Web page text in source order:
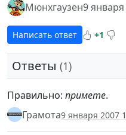
Мюнхгаузен9
Написать ответ +1
Ответы (1)
Правильно: примете.
Грамота9 января 2007